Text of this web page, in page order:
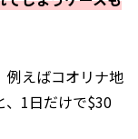
例えばコオリナ地
、1日だけで$30